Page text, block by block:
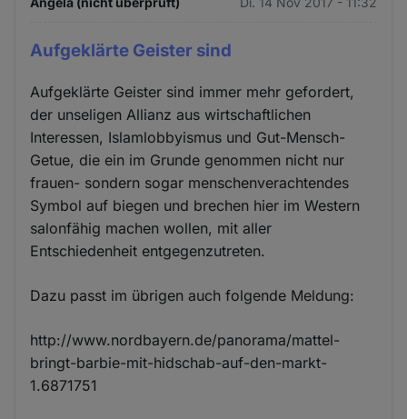
Aufgeklärte Geister sind
Aufgeklärte Geister sind immer mehr gefordert,
der unseligen Allianz aus wirtschaftlichen
Interessen, Islamlobbyismus und Gut-Mensch-
Getue, die ein im Grunde genommen nicht nur
frauen- sondern sogar menschenverachtendes
Symbol auf biegen und brechen hier im Western
salonfähig machen wollen, mit aller
Entschiedenheit entgegenzutreten.
Dazu passt im übrigen auch folgende Meldung:
http://www.nordbayern.de/panorama/mattel-
bringt-barbie-mit-hidschab-auf-den-markt-
1.6871751